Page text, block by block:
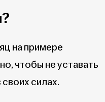
на примере
чтобы не уставать
силах.